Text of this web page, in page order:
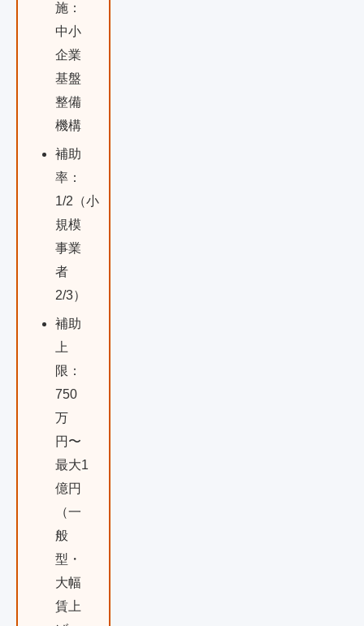
施：
中小
企業
基盤
整備
機構
補助
率：
1/2（小
規模
事業
者
2/3）
補助
上
限：
750
万
円〜
最大1
億円
（一
般
型・
大幅
賃上